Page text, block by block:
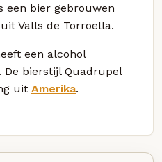
een bier gebrouwen
uit Valls de Torroella.
een alcohol
De bierstijl Quadrupel
uit Amerika.